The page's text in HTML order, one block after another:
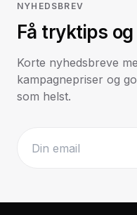
NYHEDSBREV
Få tryktips
Korte nyhedsbreve
kampagnepriser og
som helst.